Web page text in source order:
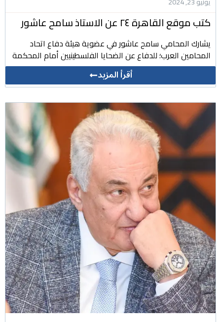
كتب موقع القاهرة ٢٤ عن الاستاذ سامح عاشور
يشارك المحامي سامح عاشور في عضوية هيئة دفاع اتحاد
المحامين العرب؛ للدفاع عن الضحايا الفلسطينيين أمام المحكمة
أقرأ المزيد